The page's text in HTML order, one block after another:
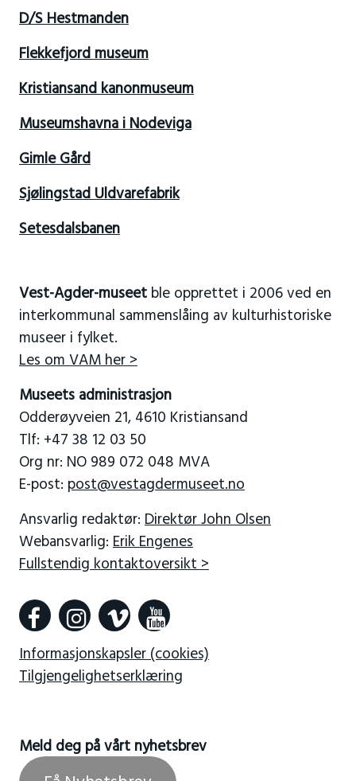
D/S Hestmanden
Flekkefjord museum
Kristiansand kanonmuseum
Museumshavna i Nodeviga
Gimle Gård
Sjølingstad Uldvarefabrik
Setesdalsbanen
Vest-Agder-museetble opprettet i 2006 ved en
interkommunal sammenslåing av kulturhistoriske
museer i fylket.
Les om VAM her >
Museets administrasjon
Odderøyveien 21, 4610 Kristiansand
Tlf: +47 38 12 03 50
Org nr: NO 989 072 048 MVA
E-post: post@vestagdermuseet.no
Ansvarlig redaktør: Direktør John Olsen
Webansvarlig: Erik Engenes
Fullstendig kontaktoversikt >
Informasjonskapsler (cookies)
Tilgjengelighetserklæring
Meld deg på vårt nyhetsbrev